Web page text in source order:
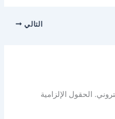
التالي
الحقول الإلزامية